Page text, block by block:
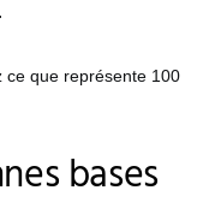
ce que représente 100
bases